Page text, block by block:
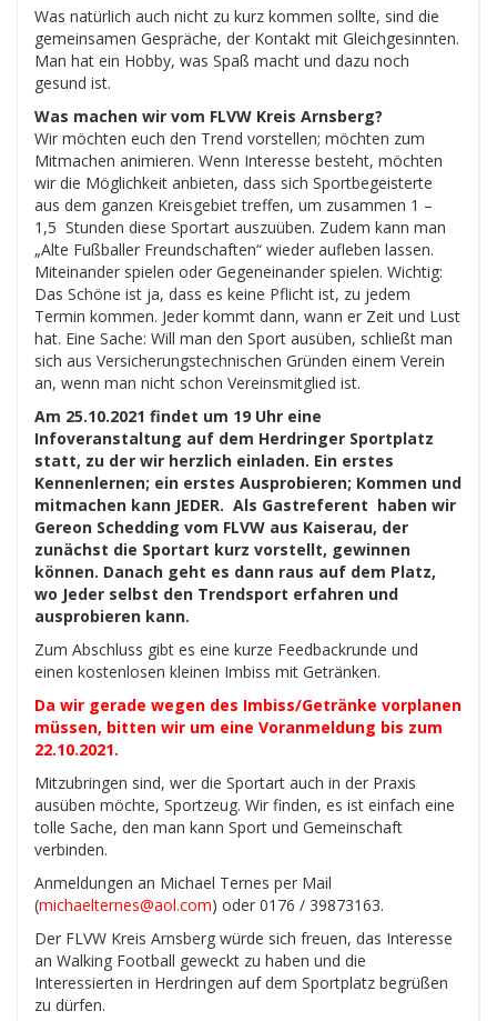
Was natürlich auch nicht zu kurz kommen sollte, sind die
gemeinsamen Gespräche, der Kontakt mit Gleichgesinnten.
Man hat ein Hobby, was Spaß macht und dazu noch
gesund ist.
Was machen wir vom FLVW Kreis Arnsberg?
Wir möchten euch den Trend vorstellen; möchten zum
Mitmachen animieren. Wenn Interesse besteht, möchten
wir die Möglichkeit anbieten, dass sich Sportbegeisterte
aus dem ganzen Kreisgebiet treffen, um zusammen 1 –
1,5 Stunden diese Sportart auszuüben. Zudem kann man
„Alte Fußballer Freundschaften“ wieder aufleben lassen.
Miteinander spielen oder Gegeneinander spielen. Wichtig:
Das Schöne ist ja, dass es keine Pflicht ist, zu jedem
Termin kommen. Jeder kommt dann, wann er Zeit und Lust
hat. Eine Sache: Will man den Sport ausüben, schließt man
sich aus Versicherungstechnischen Gründen einem Verein
an, wenn man nicht schon Vereinsmitglied ist.
Am 25.10.2021 findet um 19 Uhr eine
Infoveranstaltung auf dem Herdringer Sportplatz
statt, zu der wir herzlich einladen. Ein erstes
Kennenlernen; ein erstes Ausprobieren; Kommen und
mitmachen kann JEDER. Als Gastreferent haben wir
Gereon Schedding vom FLVW aus Kaiserau, der
zunächst die Sportart kurz vorstellt, gewinnen
können. Danach geht es dann raus auf dem Platz,
wo Jeder selbst den Trendsport erfahren und
ausprobieren kann.
Zum Abschluss gibt es eine kurze Feedbackrunde und
einen kostenlosen kleinen Imbiss mit Getränken.
Da wir gerade wegen des Imbiss/Getränke vorplanen
müssen, bitten wir um eine Voranmeldung bis zum
22.10.2021.
Mitzubringen sind, wer die Sportart auch in der Praxis
ausüben möchte, Sportzeug. Wir finden, es ist einfach eine
tolle Sache, den man kann Sport und Gemeinschaft
verbinden.
Anmeldungen an Michael Ternes per Mail
(michaelternes@aol.com) oder 0176 / 39873163.
Der FLVW Kreis Arnsberg würde sich freuen, das Interesse
an Walking Football geweckt zu haben und die
Interessierten in Herdringen auf dem Sportplatz begrüßen
zu dürfen.